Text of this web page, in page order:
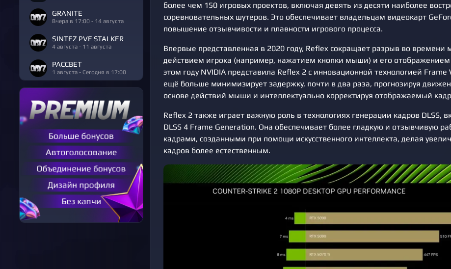
GRANITE
Вчера в 17:00 - 14 августа
SINTEZ PVE STALKER
4 августа - 11 августа
РАССВЕТ
1 августа - Сегодня в 17:00
более чем 150 игровых проектов, включая девять из десяти наиболее
соревновательных шутеров. Это обеспечивает владельцам видеокарт
повышение отзывчивости и плавности игрового процесса.
Впервые представленная в 2020 году, Reflex сокращает разрыв во времени
действием игрока (например, нажатием кнопки мыши) и его отображением
этом году NVIDIA представила Reflex 2 с инновационной технологией Frame
ещё больше минимизирует задержку, почти в два раза, прогнозируя
основе действий мыши и интеллектуально корректируя отображаемый
Reflex 2 также играет важную роль в технологиях генерации кадров DLSS,
DLSS 4 Frame Generation. Она обеспечивает более гладкую и отзывчивую
кадрами, созданными при помощи искусственного интеллекта, делая
кадров более естественным.